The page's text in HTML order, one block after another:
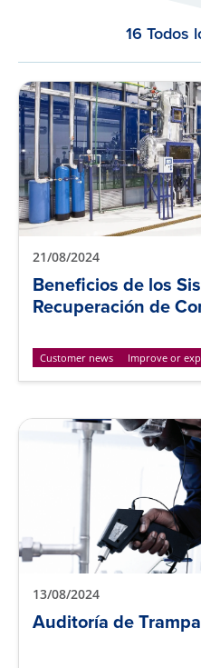
16 Todos
21/08/2024
Beneficios de los
Recuperación de
Customer news Improve or
13/08/2024
Auditoría de